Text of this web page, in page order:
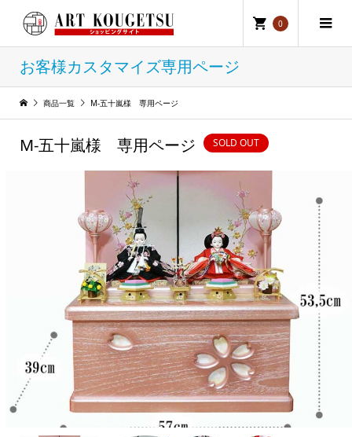
0
お客様カスタマイズ専用ページ
商品一覧 M-五十嵐様 専用ページ
M-五十嵐様 専用ページ SOLD OUT